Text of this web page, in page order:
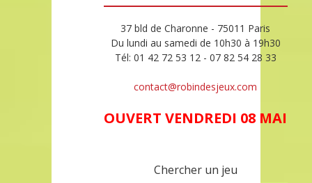
37 bld de Charonne - 75011 Paris
Du lundi au samedi de 10h30 à 19h30
Tél: 01 42 72 53 12 - 07 82 54 28 33
contact@robindesjeux.com
OUVERT VENDREDI 08 MAI
Chercher un jeu